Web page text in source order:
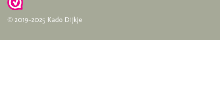
© 2019-2025 Kado Dijkje